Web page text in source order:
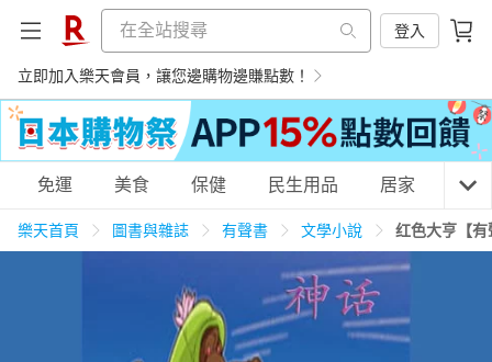
登入
立即加入樂天會員，讓您邊購物邊賺點數！
購物網分類
美食蛋糕 養生保健
免運 美食 保健 民生用品 居家 3C
樂天首頁 圖書與雜誌 有聲書 文學小說 红色大亨【有